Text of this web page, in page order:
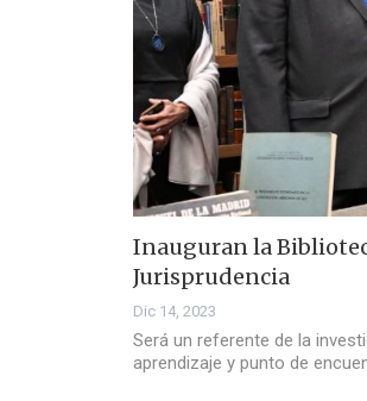
Inauguran la
Jurisprudencia
Dic 14, 2023
Será un referente de la
aprendizaje y punto de